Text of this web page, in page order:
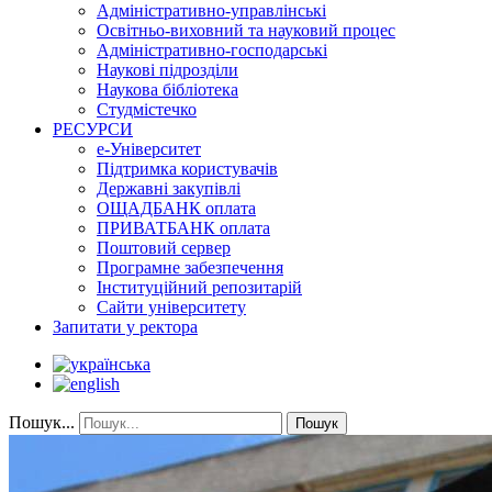
Адміністративно-управлінські
Освітньо-виховний та науковий процес
Адміністративно-господарські
Наукові підрозділи
Наукова бібліотека
Студмістечко
РЕСУРСИ
е-Університет
Підтримка користувачів
Державні закупівлі
ОЩАДБАНК оплата
ПРИВАТБАНК оплата
Поштовий сервер
Програмне забезпечення
Інституційний репозитарій
Сайти університету
Запитати у ректора
Пошук... Пошук